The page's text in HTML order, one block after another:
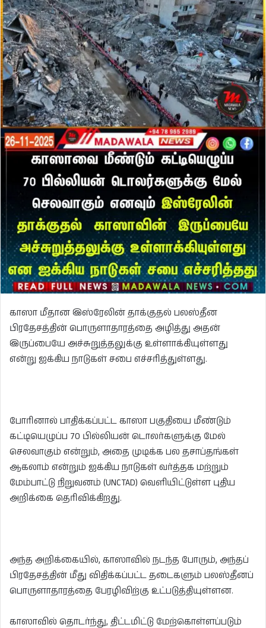
காஸா மீதான இஸ்ரேலின் தாக்குதல் பலஸ்தீன
பிரதேசத்தின் பொருளாதாரத்தை அழித்து அதன்
இருப்பையே அச்சுறுத்தலுக்கு உள்ளாக்கியுள்ளது
என்று ஐக்கிய நாடுகள் சபை எச்சரித்துள்ளது.
போரினால் பாதிக்கப்பட்ட காஸா பகுதியை மீண்டும்
கட்டியெழுப்ப 70 பில்லியன் டொலர்களுக்கு மேல்
செலவாகும் என்றும், அதை முடிக்க பல தசாப்தங்கள்
ஆகலாம் என்றும் ஐக்கிய நாடுகள் வர்த்தக மற்றும்
மேம்பாட்டு நிறுவனம் (UNCTAD) வெளியிட்டுள்ள புதிய
அறிக்கை தெரிவிக்கிறது.
அந்த அறிக்கையில், காஸாவில் நடந்த போரும், அந்தப்
பிரதேசத்தின் மீது விதிக்கப்பட்ட தடைகளும் பலஸ்தீனப்
பொருளாதாரத்தை பேரழிவிற்கு உட்படுத்தியுள்ளன.
காஸாவில் தொடர்ந்து, திட்டமிட்டு மேற்கொள்ளப்படும்